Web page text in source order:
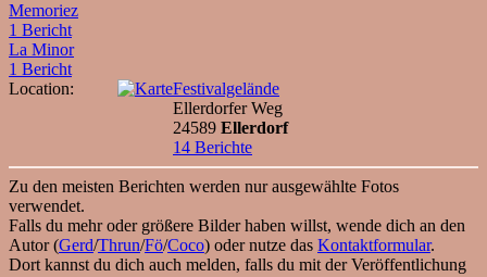
Memoriez
1 Bericht
La Minor
1 Bericht
Location:
Festivalgelände
Ellerdorfer Weg
24589 Ellerdorf
14 Berichte
Zu den meisten Berichten werden nur ausgewählte Fotos
verwendet.
Falls du mehr oder größere Bilder haben willst, wende dich an den
Autor (Gerd/Thrun/Fö/Coco) oder nutze das Kontaktformular.
Dort kannst du dich auch melden, falls du mit der Veröffentlichung